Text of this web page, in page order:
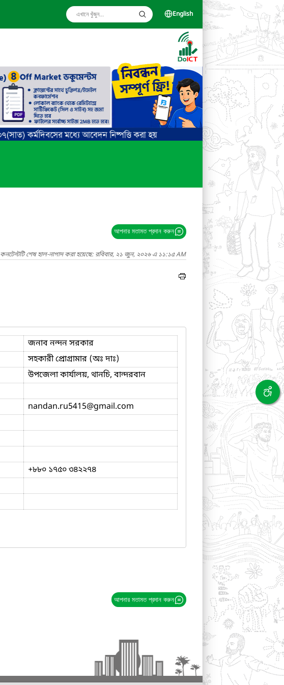
English
আপনার মতামত প্রদান করুন
কনটেন্টটি শেষ হাল-নাগাদ করা হয়েছে: রবিবার, ২১ জুন, ২০২৬ এ ১১:১৫ AM
জনাব নন্দন সরকার
সহকারী প্রোগ্রামার (অঃ দাঃ)
উপজেলা কার্যালয়, থানচি, বান্দরবান
nandan.ru5415@gmail.com
+৮৮০ ১৭৫০ ৩৪২২৭৪
আপনার মতামত প্রদান করুন